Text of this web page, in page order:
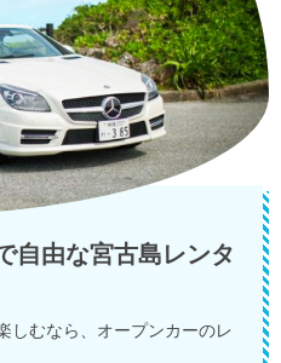
自由な宮古島レンタ
しむなら、オープンカーのレ